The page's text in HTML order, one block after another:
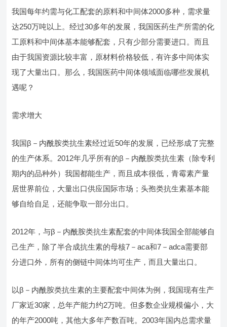
我国每年约需与化工配套的原料和中间体2000多种，需求量
达250万吨以上。经过30多年的发展，我国医药生产所需的化
工原料和中间体基本能够配套，只有少部分需要进口。而且
由于我国资源比较丰富，原材料价格较低，有许多中间体实
现了大量出口。那么，我国医药中间体领域面临哪些发展机
遇呢？
需求增大
我国β－内酰胺类抗生素经过近50年的发展，已经形成了完整
的生产体系。2012年几乎所有的β－内酰胺类抗生素（除专利
期内的品种外）我国都能生产，而且成本很低，青霉素产量
居世界前位，大量出口供应国际市场；头孢类抗生素基本能
够自给自足，还能争取一部分出口。
2012年，与β－内酰胺类抗生素配套的中间体我国全部能够自
己生产，除了半合成抗生素的母核7－aca和7－adca需要部
分进口外，所有的侧链中间体均可生产，而且大量出口。
以β－内酰胺类抗生素的主要配套中间体为例，我国现有生产
厂家近30家，总年产能力约2万吨。但多数企业规模偏小，大
的年产2000吨，其他大多年产数百吨。2003年国内总需求量